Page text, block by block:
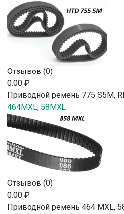
Отзывов (0)
0.00 ₽
Приводной ремень 775 S5M,
464MXL, 58MXL
Отзывов (0)
0.00 ₽
Приводной ремень 464 MXL,